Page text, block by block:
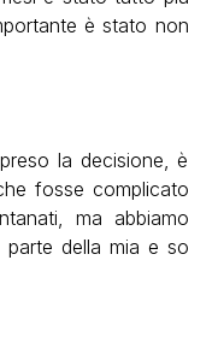
è stato non
la decisione, è
fosse complicato
ma abbiamo
della mia e so